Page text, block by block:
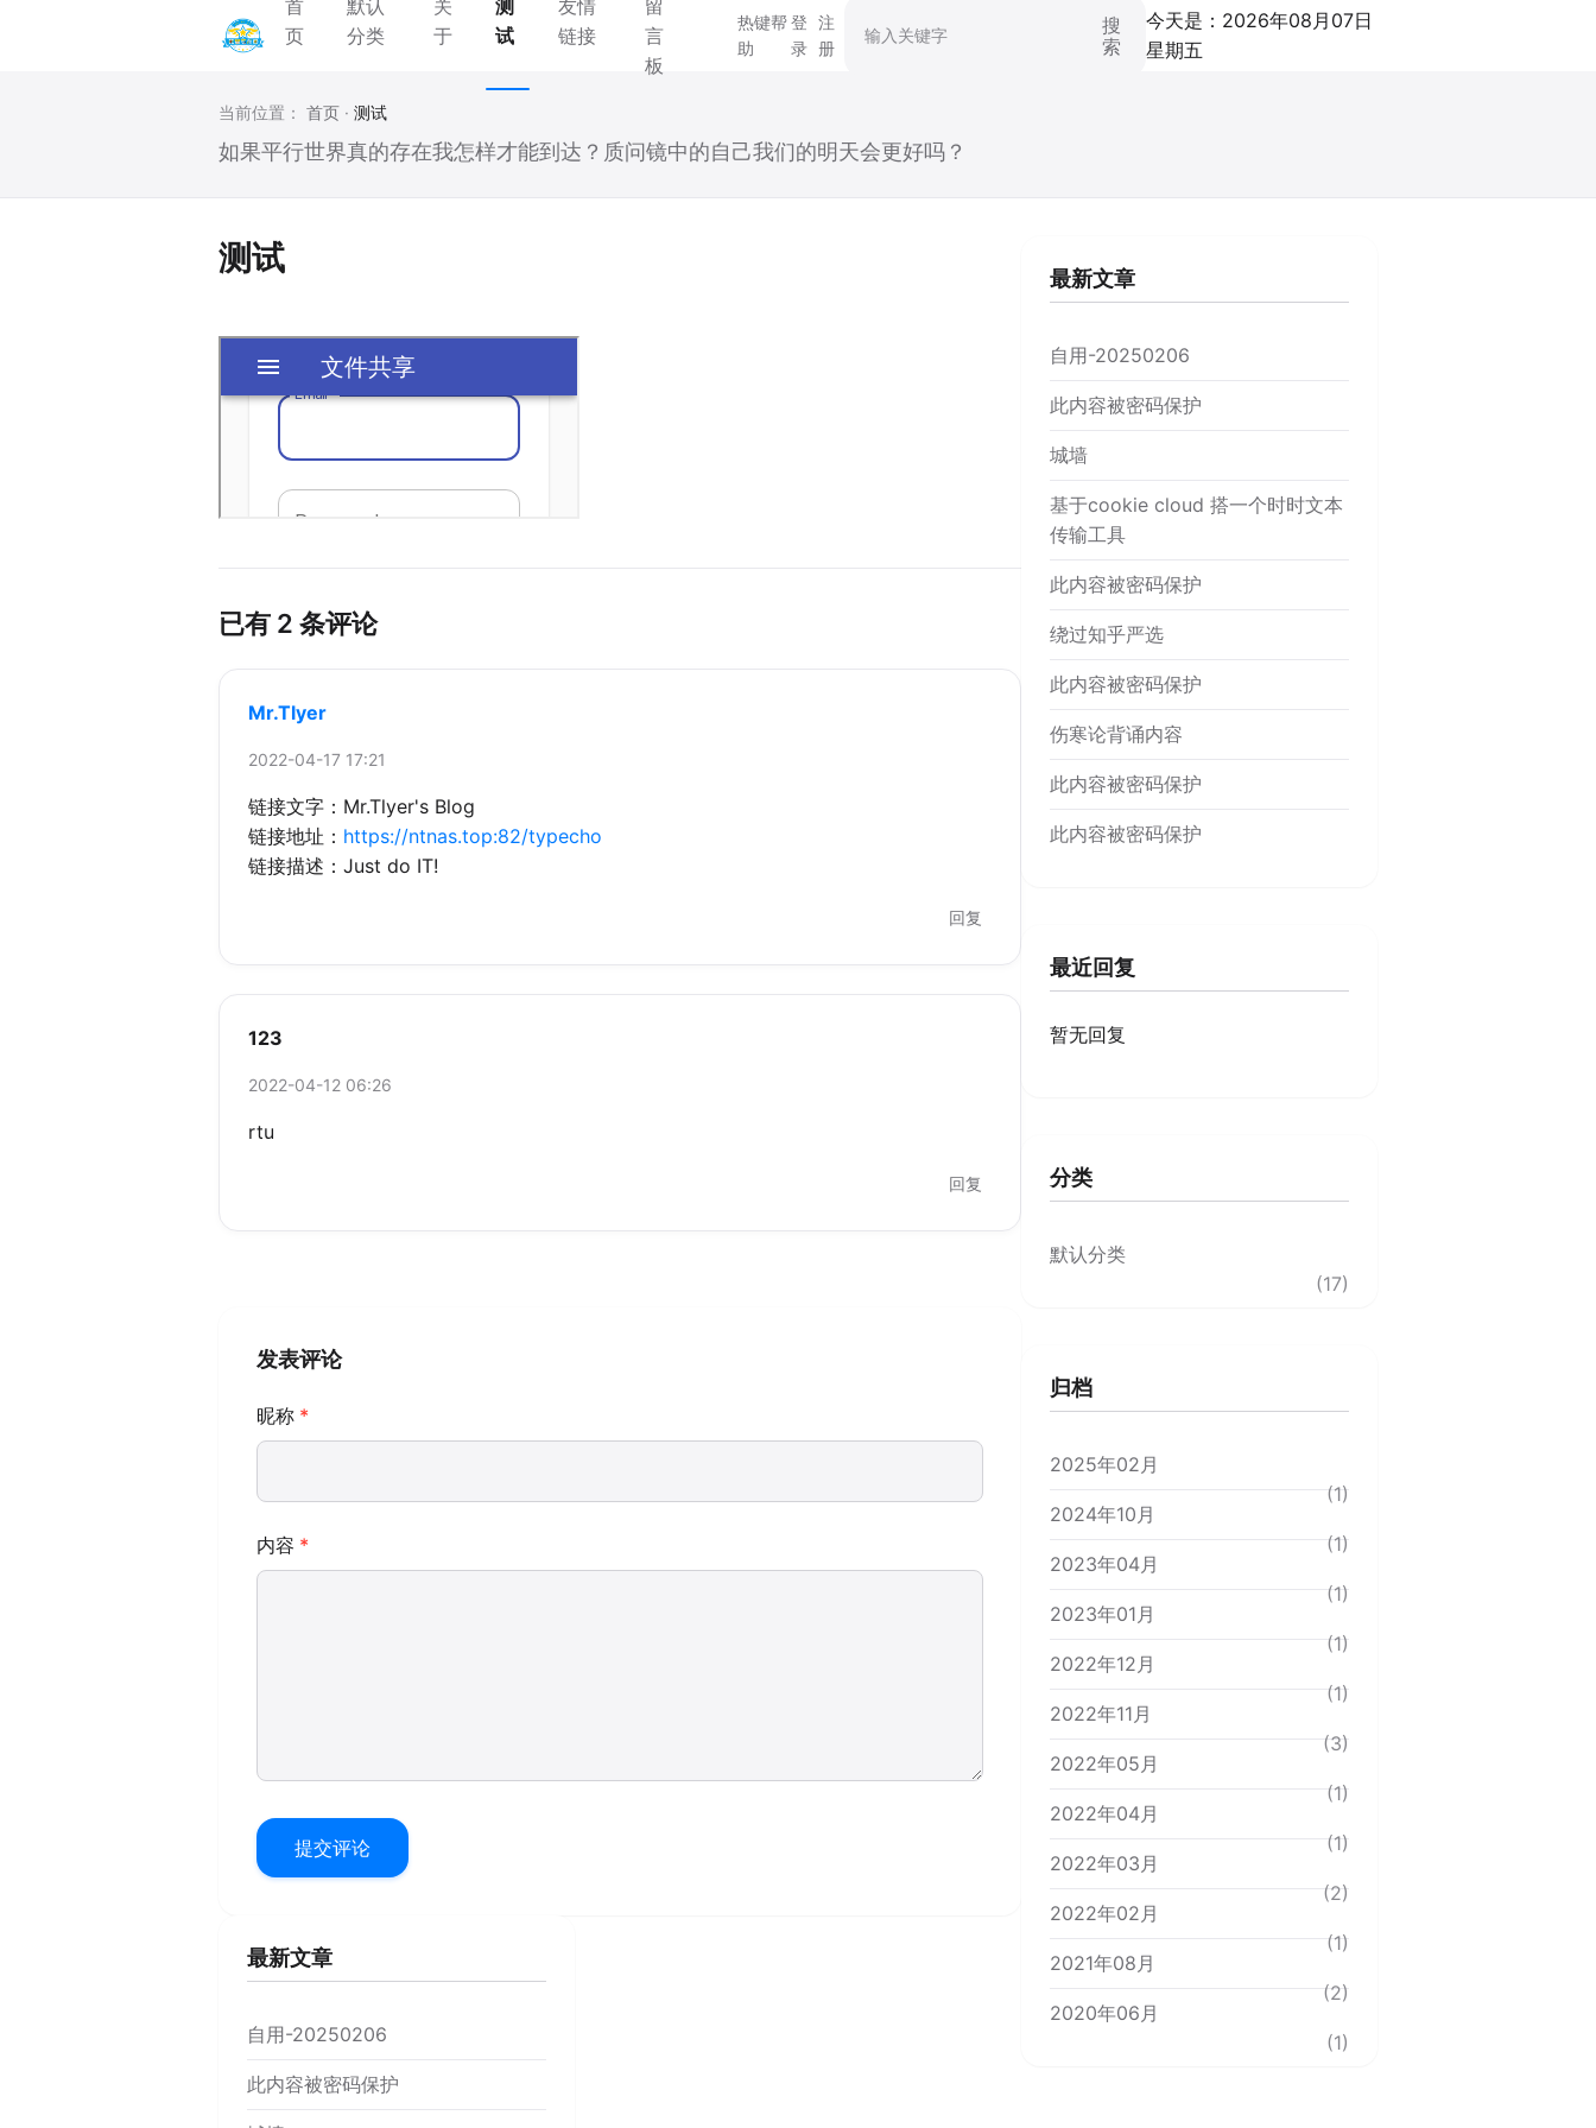
首
页
默认
分类
关
于
测
试
友情
链接
留
言
板
热键帮
助
登
录
注
册
搜
索
今天是：2026年08月07日
星期五
当前位置： 首页 · 测试
如果平行世界真的存在我怎样才能到达？质问镜中的自己我们的明天会更好吗？
测试
已有 2 条评论
Mr.Tlyer
2022-04-17 17:21
链接文字：Mr.Tlyer's Blog
链接地址： https://ntnas.top:82/typecho
链接描述：Just do IT!
回复
123
2022-04-12 06:26
rtu
回复
发表评论
昵称
内容
提交评论
最新文章
自用-20250206
此内容被密码保护
最新文章
自用-20250206
此内容被密码保护
城墙
基于cookie cloud 搭一个时时文本
传输工具
此内容被密码保护
绕过知乎严选
此内容被密码保护
伤寒论背诵内容
此内容被密码保护
此内容被密码保护
最近回复
暂无回复
分类
默认分类
(17)
归档
2025年02月
(1)
2024年10月
(1)
2023年04月
(1)
2023年01月
(1)
2022年12月
(1)
2022年11月
(3)
2022年05月
(1)
2022年04月
(1)
2022年03月
(2)
2022年02月
(1)
2021年08月
(2)
2020年06月
(1)